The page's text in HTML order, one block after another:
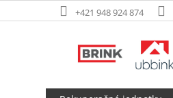
na
+421 948 924 874